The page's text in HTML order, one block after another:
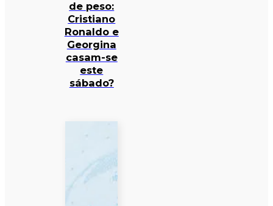
de peso:
Cristiano
Ronaldo e
Georgina
casam-se
este
sábado?